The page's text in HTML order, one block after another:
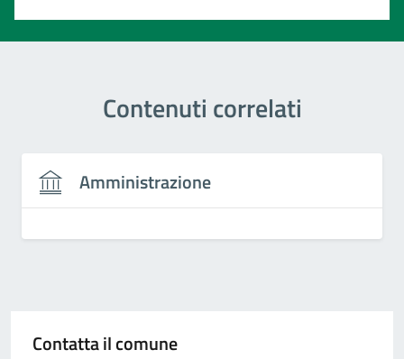
Contenuti correlati
Amministrazione
Contatta il comune